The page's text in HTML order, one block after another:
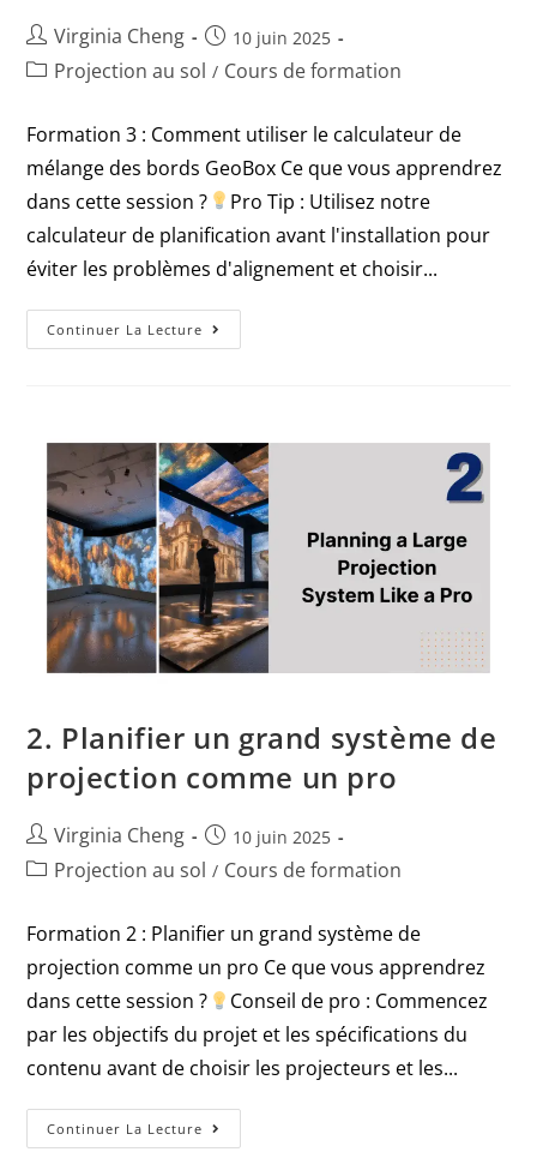
Virginia Cheng 10 juin 2025
Projection au sol / Cours de formation
Formation 3 : Comment utiliser le calculateur de
mélange des bords GeoBox Ce que vous apprendrez
dans cette session ?
Pro Tip : Utilisez notre
calculateur de planification avant l'installation pour
éviter les problèmes d'alignement et choisir...
Continuer La Lecture
2. Planifier un grand système de
projection comme un pro
Virginia Cheng 10 juin 2025
Projection au sol / Cours de formation
Formation 2 : Planifier un grand système de
projection comme un pro Ce que vous apprendrez
dans cette session ?
Conseil de pro : Commencez
par les objectifs du projet et les spécifications du
contenu avant de choisir les projecteurs et les...
Continuer La Lecture